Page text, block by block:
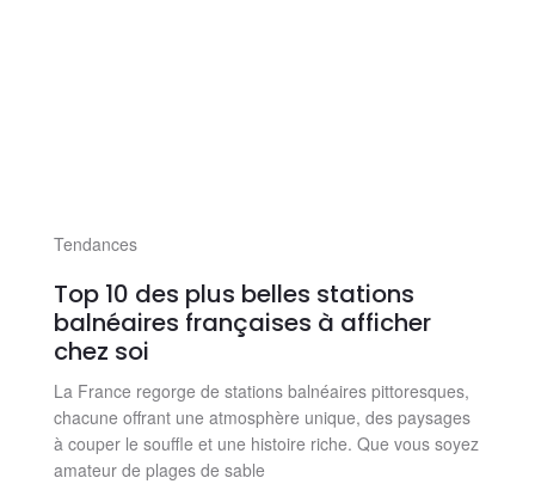
Tendances
Top 10 des plus belles stations
balnéaires françaises à afficher
chez soi
La France regorge de stations balnéaires pittoresques,
chacune offrant une atmosphère unique, des paysages
à couper le souffle et une histoire riche. Que vous soyez
amateur de plages de sable